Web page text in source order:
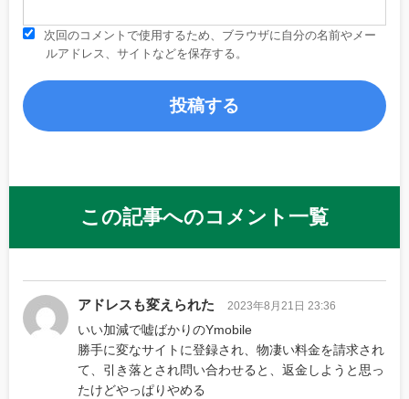
次回のコメントで使用するため、ブラウザに自分の名前やメー
ルアドレス、サイトなどを保存する。
この記事へのコメント一覧
アドレスも変えられた 2023年8月21日 23:36
いい加減で嘘ばかりのYmobile
勝手に変なサイトに登録され、物凄い料金を請求され
て、引き落とされ問い合わせると、返金しようと思っ
たけどやっぱりやめる